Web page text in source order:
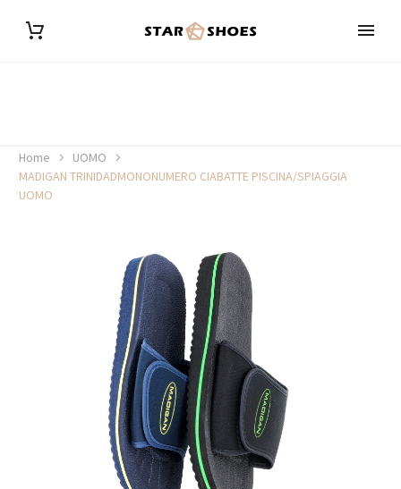
Home
UOMO
MADIGAN TRINIDADMONONUMERO CIABATTE PISCINA/SPIAGGIA
UOMO